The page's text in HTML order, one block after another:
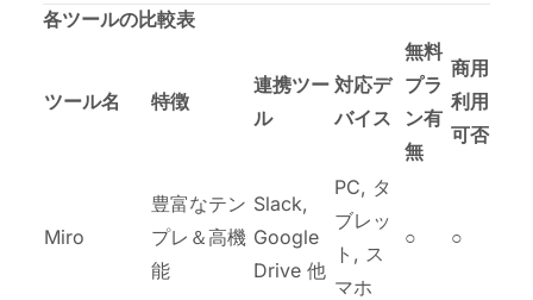
各ツールの比較表
ツール名 特徴
連携ツー
ル
対応デ
バイス
無料
プラ
ン有
無
商用
利用
可否
Miro
豊富なテン
プレ＆高機
能
Slack,
Google
Drive 他
PC, タ
ブレッ
ト, ス
マホ
○ ○